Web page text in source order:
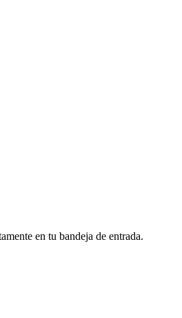
en tu bandeja de entrada.